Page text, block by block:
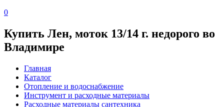
0
Купить Лен, моток 13/14 г. недорого во
Владимире
Главная
Каталог
Отопление и водоснабжение
Инструмент и расходные материалы
Расходные материалы сантехника